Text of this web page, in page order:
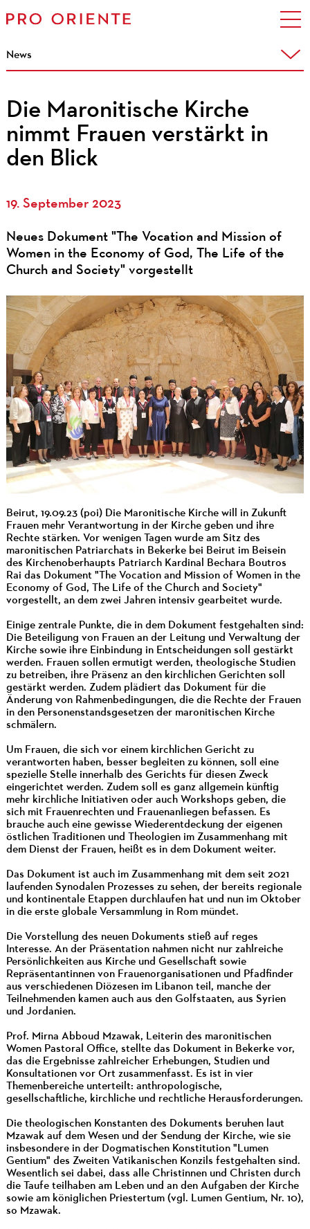
News
Die Maronitische Kirche
nimmt Frauen verstärkt in
den Blick
19. September 2023
Neues Dokument "The Vocation and Mission of
Women in the Economy of God, The Life of the
Church and Society" vorgestellt
Beirut, 19.09.23 (poi) Die Maronitische Kirche will in Zukunft
Frauen mehr Verantwortung in der Kirche geben und ihre
Rechte stärken. Vor wenigen Tagen wurde am Sitz des
maronitischen Patriarchats in Bekerke bei Beirut im Beisein
des Kirchenoberhaupts Patriarch Kardinal Bechara Boutros
Rai das Dokument "The Vocation and Mission of Women in the
Economy of God, The Life of the Church and Society"
vorgestellt, an dem zwei Jahren intensiv gearbeitet wurde.
Einige zentrale Punkte, die in dem Dokument festgehalten sind:
Die Beteiligung von Frauen an der Leitung und Verwaltung der
Kirche sowie ihre Einbindung in Entscheidungen soll gestärkt
werden. Frauen sollen ermutigt werden, theologische Studien
zu betreiben, ihre Präsenz an den kirchlichen Gerichten soll
gestärkt werden. Zudem plädiert das Dokument für die
Änderung von Rahmenbedingungen, die die Rechte der Frauen
in den Personenstandsgesetzen der maronitischen Kirche
schmälern.
Um Frauen, die sich vor einem kirchlichen Gericht zu
verantworten haben, besser begleiten zu können, soll eine
spezielle Stelle innerhalb des Gerichts für diesen Zweck
eingerichtet werden. Zudem soll es ganz allgemein künftig
mehr kirchliche Initiativen oder auch Workshops geben, die
sich mit Frauenrechten und Frauenanliegen befassen. Es
brauche auch eine gewisse Wiederentdeckung der eigenen
östlichen Traditionen und Theologien im Zusammenhang mit
dem Dienst der Frauen, heißt es in dem Dokument weiter.
Das Dokument ist auch im Zusammenhang mit dem seit 2021
laufenden Synodalen Prozesses zu sehen, der bereits regionale
und kontinentale Etappen durchlaufen hat und nun im Oktober
in die erste globale Versammlung in Rom mündet.
Die Vorstellung des neuen Dokuments stieß auf reges
Interesse. An der Präsentation nahmen nicht nur zahlreiche
Persönlichkeiten aus Kirche und Gesellschaft sowie
Repräsentantinnen von Frauenorganisationen und Pfadfinder
aus verschiedenen Diözesen im Libanon teil, manche der
Teilnehmenden kamen auch aus den Golfstaaten, aus Syrien
und Jordanien.
Prof. Mirna Abboud Mzawak, Leiterin des maronitischen
Women Pastoral Office, stellte das Dokument in Bekerke vor,
das die Ergebnisse zahlreicher Erhebungen, Studien und
Konsultationen vor Ort zusammenfasst. Es ist in vier
Themenbereiche unterteilt: anthropologische,
gesellschaftliche, kirchliche und rechtliche Herausforderungen.
Die theologischen Konstanten des Dokuments beruhen laut
Mzawak auf dem Wesen und der Sendung der Kirche, wie sie
insbesondere in der Dogmatischen Konstitution "Lumen
Gentium" des Zweiten Vatikanischen Konzils festgehalten sind.
Wesentlich sei dabei, dass alle Christinnen und Christen durch
die Taufe teilhaben am Leben und an den Aufgaben der Kirche
sowie am königlichen Priestertum (vgl. Lumen Gentium, Nr. 10),
so Mzawak.